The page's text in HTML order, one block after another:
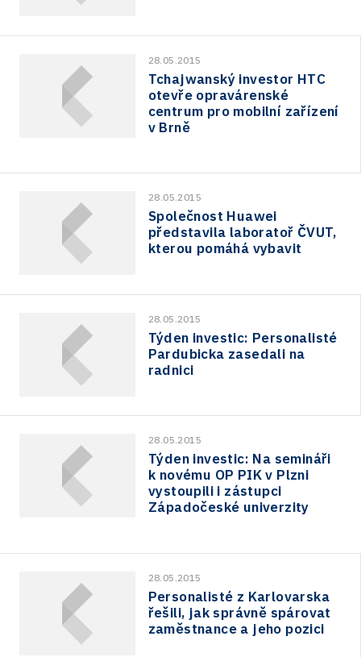
28.05.2015
Tchajwanský investor HTC
otevře opravárenské
centrum pro mobilní zařízení
v Brně
28.05.2015
Společnost Huawei
představila laboratoř ČVUT,
kterou pomáhá vybavit
28.05.2015
Týden investic: Personalisté
Pardubicka zasedali na
radnici
28.05.2015
Týden investic: Na semináři
k novému OP PIK v Plzni
vystoupili i zástupci
Západočeské univerzity
28.05.2015
Personalisté z Karlovarska
řešili, jak správně spárovat
zaměstnance a jeho pozici